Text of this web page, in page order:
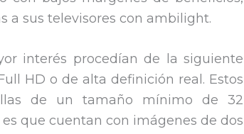
a sus televisores con ambilight.
interés procedían de la siguiente
HD o de alta definición real. Estos
de un tamaño mínimo de 32
que cuentan con imágenes de dos